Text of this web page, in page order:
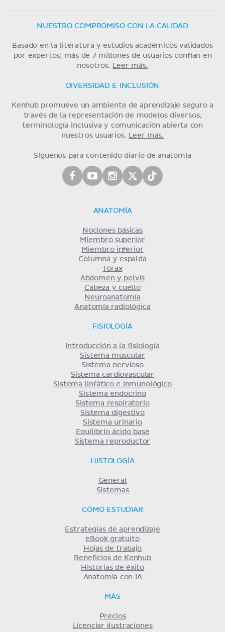
NUESTRO COMPROMISO CON LA CALIDAD
Basado en la literatura y estudios académicos validados
por expertos; más de 7 millones de usuarios confían en
nosotros.
Leer más.
DIVERSIDAD E INCLUSIÓN
Kenhub promueve un ambiente de aprendizaje seguro a
través de la representación de modelos diversos,
terminología inclusiva y comunicación abierta con
nuestros usuarios.
Leer más.
Síguenos para contenido diario de anatomía
ANATOMÍA
Nociones básicas
Miembro superior
Miembro inferior
Columna y espalda
Tórax
Abdomen y pelvis
Cabeza y cuello
Neuroanatomía
Anatomía radiológica
FISIOLOGÍA
Introducción a la fisiología
Sistema muscular
Sistema nervioso
Sistema cardiovascular
Sistema linfático e inmunológico
Sistema endocrino
Sistema respiratorio
Sistema digestivo
Sistema urinario
Equilibrio ácido base
Sistema reproductor
HISTOLOGÍA
General
Sistemas
CÓMO ESTUDIAR
Estrategias de aprendizaje
eBook gratuito
Hojas de trabajo
Beneficios de Kenhub
Historias de éxito
Anatomia con IA
MÁS
Precios
Licenciar ilustraciones